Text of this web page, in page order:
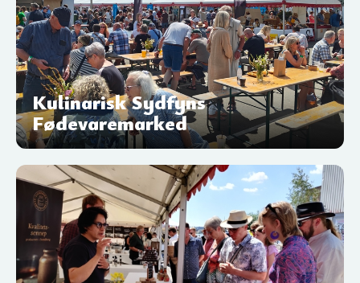
Kulinarisk Sydfyns
Fødevaremarked